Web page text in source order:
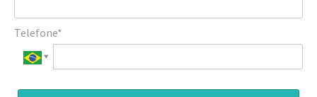
Telefone*